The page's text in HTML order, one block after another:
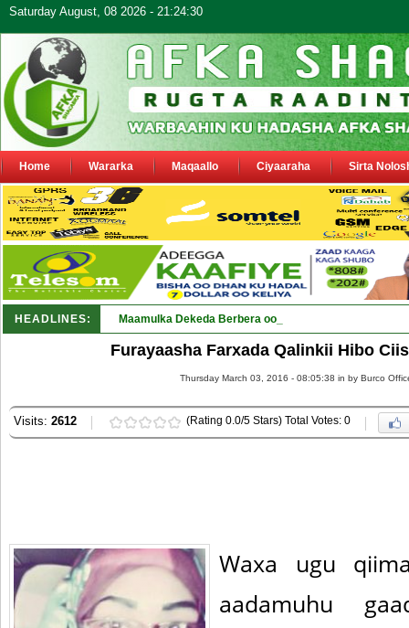
Saturday August, 08 2026 - 21:24:30
Home Wararka Maqaallo Ciyaaraha Sirta
HEADLINES: Maamulka Dekeda Berbera oo ka warbixiyay Dooni Ku
Furayaasha Farxada Qalinkii Hibo
Thursday March 03, 2016 - 08:05:38 in by Burco
Visits: 2612 (Rating 0.0/5 Stars) Total Votes: 0
Waxa ugu
aadamuhu